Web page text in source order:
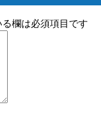
欄は必須項目です